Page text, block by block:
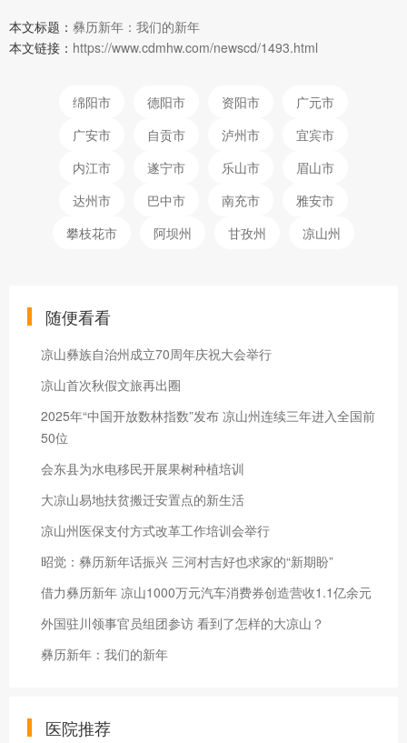
本文标题： 彝历新年：我们的新年
本文链接： https://www.cdmhw.com/newscd/1493.html
绵阳市 德阳市 资阳市
广元市
广安市
自贡市 泸州市
宜宾市
内江市
遂宁市 乐山市
眉山市
达州市
巴中市 南充市
雅安市
攀枝花市
阿坝州 甘孜州 凉山州
随便看看
凉山彝族自治州成立70周年庆祝大会举行
凉山首次秋假文旅再出圈
2025年“中国开放数林指数”发布 凉山州连续三年进入全国前
50位
会东县为水电移民开展果树种植培训
大凉山易地扶贫搬迁安置点的新生活
凉山州医保支付方式改革工作培训会举行
昭觉：彝历新年话振兴 三河村吉好也求家的“新期盼”
借力彝历新年 凉山1000万元汽车消费券创造营收1.1亿余元
外国驻川领事官员组团参访 看到了怎样的大凉山？
彝历新年：我们的新年
医院推荐